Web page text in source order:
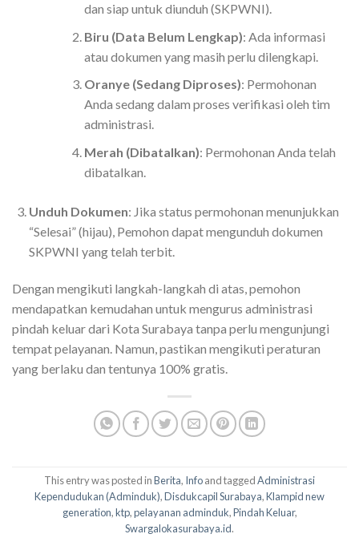
dan siap untuk diunduh (SKPWNI).
Biru (Data Belum Lengkap): Ada informasi
atau dokumen yang masih perlu dilengkapi.
Oranye (Sedang Diproses): Permohonan
Anda sedang dalam proses verifikasi oleh tim
administrasi.
Merah (Dibatalkan): Permohonan Anda telah
dibatalkan.
Unduh Dokumen: Jika status permohonan menunjukkan
“Selesai” (hijau), Pemohon dapat mengunduh dokumen
SKPWNI yang telah terbit.
Dengan mengikuti langkah-langkah di atas, pemohon
mendapatkan kemudahan untuk mengurus administrasi
pindah keluar dari Kota Surabaya tanpa perlu mengunjungi
tempat pelayanan. Namun, pastikan mengikuti peraturan
yang berlaku dan tentunya 100% gratis.
This entry was posted inBerita, Infoand taggedAdministrasi
Kependudukan (Adminduk),Disdukcapil Surabaya,Klampid new
generation,ktp,pelayanan adminduk,Pindah Keluar,
Swargalokasurabaya.id.